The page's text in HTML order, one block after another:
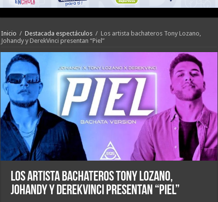
Inicio / Destacada espectáculos / Los artista bachateros Tony Lozano,
Johandy y DerekVinci presentan “Piel”
Los artista bachateros Tony Lozano,
Johandy y DerekVinci presentan “Piel”